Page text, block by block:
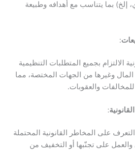
إلخ) بما يتناسب مع أهدافه وطبيعة
:
الالتزام بجميع المتطلبات التنظيمية
وغيرها من الجهات المختصة، مما
والعقوبات.
:
على المخاطر القانونية المحتملة
على تجنّبها أو التخفيف من